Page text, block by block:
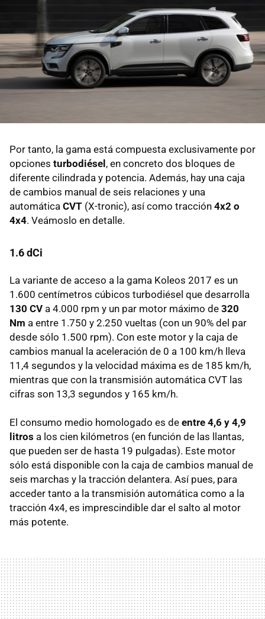
Por tanto, la gama está compuesta exclusivamente por
opciones turbodiésel , en concreto dos bloques de
diferente cilindrada y potencia. Además, hay una caja
de cambios manual de seis relaciones y una
automática CVT (X-tronic), así como tracción 4x2 o
4x4. Veámoslo en detalle.
1.6 dCi
La variante de acceso a la gama Koleos 2017 es un
1.600 centímetros cúbicos turbodiésel que desarrolla
130 CV a 4.000 rpm y un par motor máximo de 320
Nm a entre 1.750 y 2.250 vueltas (con un 90% del par
desde sólo 1.500 rpm). Con este motor y la caja de
cambios manual la aceleración de 0 a 100 km/h lleva
11,4 segundos y la velocidad máxima es de 185 km/h,
mientras que con la transmisión automática CVT las
cifras son 13,3 segundos y 165 km/h.
El consumo medio homologado es de entre 4,6 y 4,9
litros a los cien kilómetros (en función de las llantas,
que pueden ser de hasta 19 pulgadas). Este motor
sólo está disponible con la caja de cambios manual de
seis marchas y la tracción delantera. Así pues, para
acceder tanto a la transmisión automática como a la
tracción 4x4, es imprescindible dar el salto al motor
más potente.